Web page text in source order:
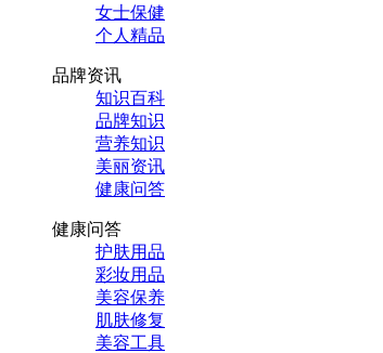
女士保健
个人精品
品牌资讯
知识百科
品牌知识
营养知识
美丽资讯
健康问答
健康问答
护肤用品
彩妆用品
美容保养
肌肤修复
美容工具